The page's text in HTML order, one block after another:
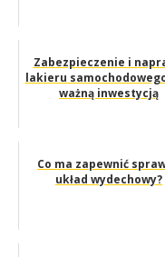
Zabezpieczenie i
lakieru
ważną inwestycją
Co ma zapewnić
układ wydechowy?